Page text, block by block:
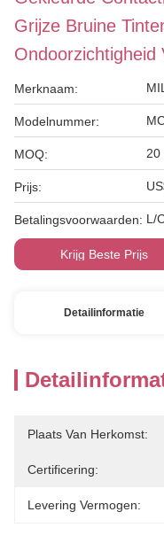
Grijze Bruine
Ondoorzichtigheid
Merknaam:
Modelnummer:
MOQ: 20
Prijs:
Betalingsvoorwaarden: L/
Krijg Beste Prijs
Detailinformatie
Plaats Van Herkomst:
Certificering:
Levering Vermogen: